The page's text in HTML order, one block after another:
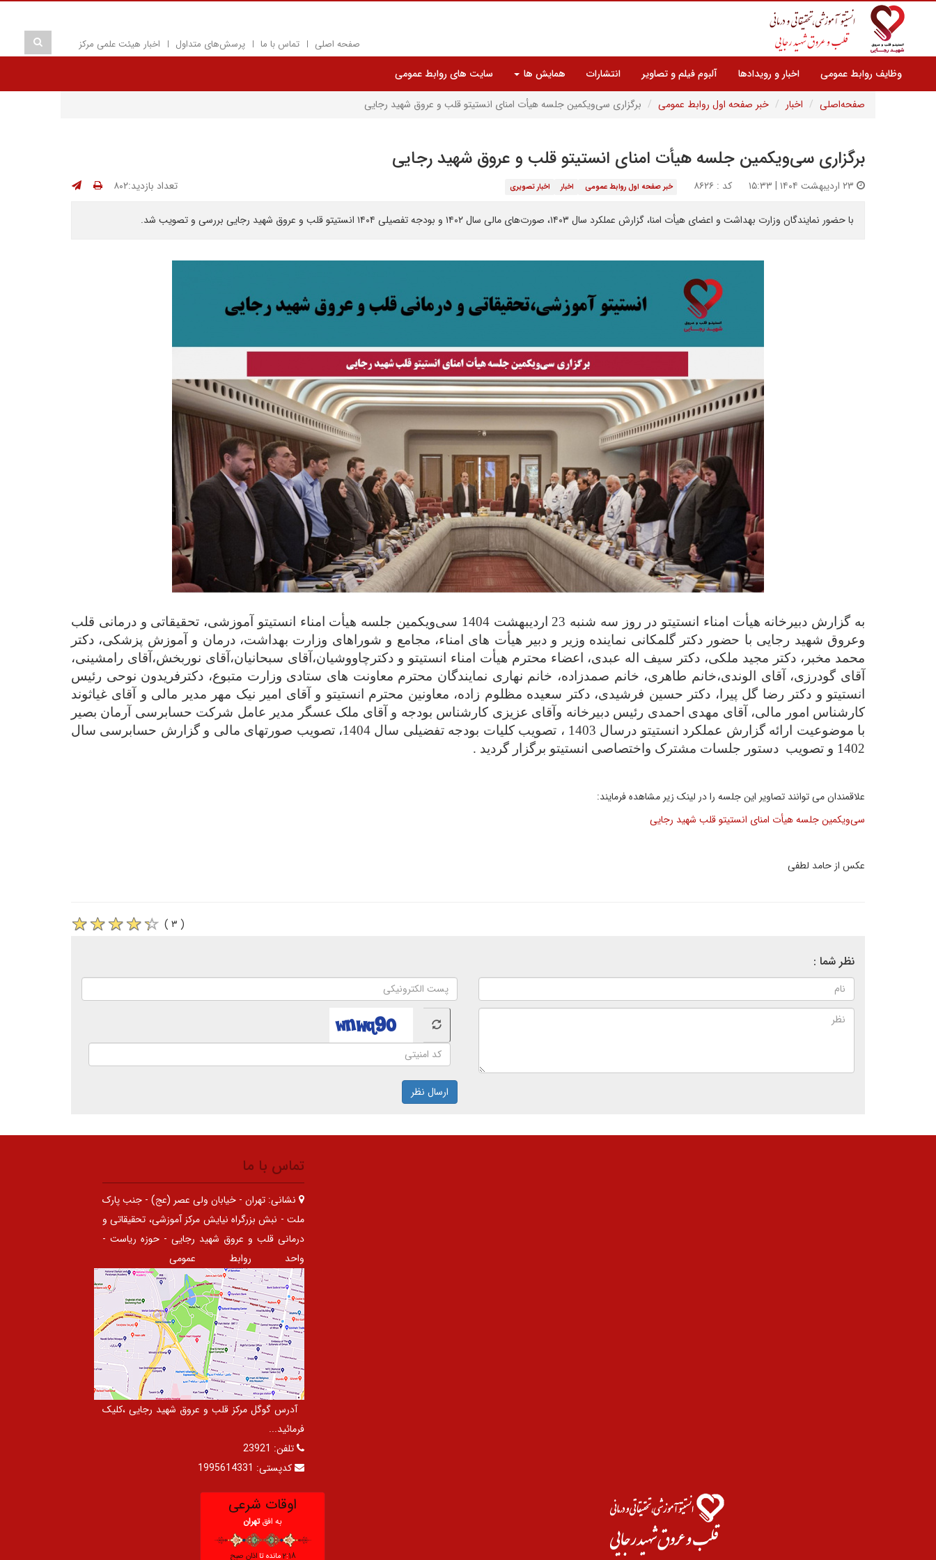
صفحه اصلی تماس با ما پرسش‌های متداول اخبار هیئت علمی مرکز
وظایف روابط عمومی اخبار و رویدادها آلبوم فیلم و تصاویر انتشارات همایش ها
سایت های روابط عمومی
صفحه‌اصلی
اخبار خبر صفحه اول روابط عمومی برگزاری سی‌ویکمین جلسه هیأت امنای انستیتو قلب و عروق شهید رجایی
برگزاری سی‌ویکمین جلسه هیأت امنای انستیتو قلب و عروق شهید رجایی
کد : ۸۶۲۶ خبر صفحه اول روابط عمومی اخبار اخبار تصویری تعداد بازدید:۸۰۲
با حضور نمایندگان وزارت بهداشت و اعضای هیأت امنا، گزارش عملکرد سال ۱۴۰۳، صورت‌های مالی سال ۱۴۰۲ و بودجه تفصیلی ۱۴۰۴ انستیتو قلب و عروق شهید رجایی بررسی و تصویب شد.
به گزارش دبیرخانه هیأت امناء انستیتو در روز سه شنبه 23 اردیبهشت 1404 سی‌ویکمین جلسه هیأت امناء انستیتو آموزشی، تحقیقاتی و درمانی قلب
وعروق شهید رجایی با حضور دکتر گلمکانی نماینده وزیر و دبیر هیأت های امناء، مجامع و شوراهای وزارت بهداشت، درمان و آموزش پزشکی، دکتر
محمد مخبر، دکتر مجید ملکی، دکتر سیف اله عبدی، اعضاء محترم هیأت امناء انستیتو و دکترچاووشیان،آقای سبحانیان،آقای نوربخش،آقای رامشینی،
آقای گودرزی، آقای الوندی،خانم طاهری، خانم صمدزاده، خانم نهاری نمایندگان محترم معاونت های ستادی وزارت متبوع، دکترفریدون نوحی رئیس
انستیتو و دکتر رضا گل پیرا، دکتر حسین فرشیدی، دکتر سعیده مظلوم زاده، معاونین محترم انستیتو و آقای امیر نیک مهر مدیر مالی و آقای غیاثوند
کارشناس امور مالی، آقای مهدی احمدی رئیس دبیرخانه وآقای عزیزی کارشناس بودجه و آقای ملک عسگر مدیر عامل شرکت حسابرسی آرمان بصیر
با موضوعیت ارائه گزارش عملکرد انستیتو درسال 1403 ، تصویب کلیات بودجه تفضیلی سال 1404، تصویب صورتهای مالی و گزارش حسابرسی سال
1402 و تصویب دستور جلسات مشترک واختصاصی انستیتو برگزار گردید .
علاقمندان می توانند تصاویر این جلسه را در لینک زیر مشاهده فرمایند:
سی‌ویکمین جلسه هیأت امنای انستیتو قلب شهید رجایی
عکس از حامد لطفی
( ۳ )
نظر شما :
ارسال نظر
تماس با ما
نشانی: تهران - خیابان ولی عصر (عج) - جنب پارک
ملت - نبش بزرگراه نیایش مرکز آموزشی، تحقیقاتی و
درمانی قلب و عروق شهید رجایی - حوزه ریاست -
واحد روابط عمومی
آدرس گوگل مرکز قلب و عروق شهید رجایی ،کلیک
فرمائید...
تلفن: 23921
کدپستی: 1995614331